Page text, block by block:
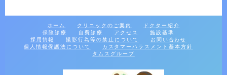
ホーム クリニックのご案内
ドクター紹介
保険診療
自費診療 アクセス
施設基準
採用情報
撮影行為等の禁止について
お問い合わせ
個人情報保護法について
カスタマーハラスメント基本方針
タムスグループ